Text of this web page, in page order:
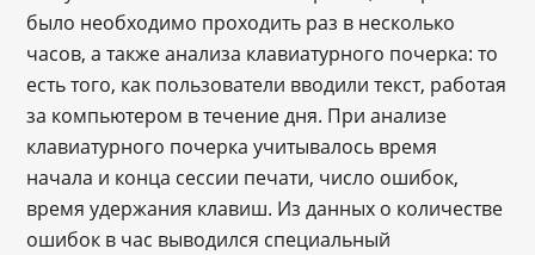
было необходимо проходить раз в несколько
часов, а также анализа клавиатурного почерка: то
есть того, как пользователи вводили текст, работая
за компьютером в течение дня. При анализе
клавиатурного почерка учитывалось время
начала и конца сессии печати, число ошибок,
время удержания клавиш. Из данных о количестве
ошибок в час выводился специальный